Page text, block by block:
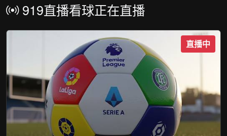
919直播看球正在直播
直播中